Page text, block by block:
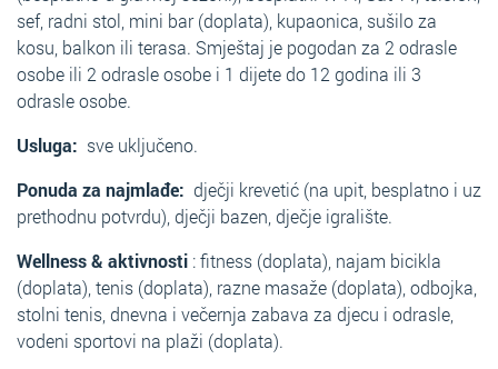
sef, radni stol, mini bar (doplata), kupaonica, sušilo za
kosu, balkon ili terasa. Smještaj je pogodan za 2 odrasle
osobe ili 2 odrasle osobe i 1 dijete do 12 godina ili 3
odrasle osobe.
Usluga: sve uključeno.
Ponuda za najmlađe: dječji krevetić (na upit, besplatno i uz
prethodnu potvrdu), dječji bazen, dječje igralište.
Wellness & aktivnosti : fitness (doplata), najam bicikla
(doplata), tenis (doplata), razne masaže (doplata), odbojka,
stolni tenis, dnevna i večernja zabava za djecu i odrasle,
vodeni sportovi na plaži (doplata).